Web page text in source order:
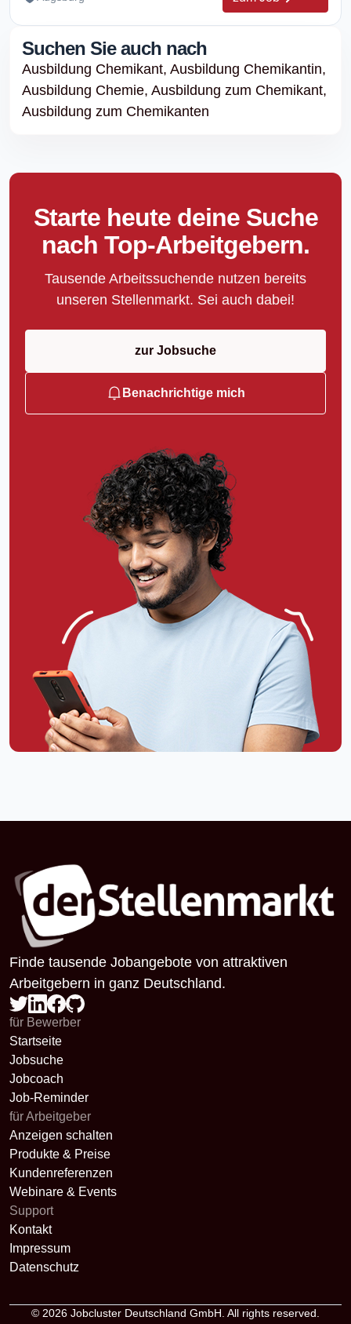
Suchen Sie auch nach
Ausbildung Chemikant, Ausbildung Chemikantin,
Ausbildung Chemie, Ausbildung zum Chemikant,
Ausbildung zum Chemikanten
Starte heute deine Suche
nach Top-Arbeitgebern.
Tausende Arbeitssuchende nutzen bereits
unseren Stellenmarkt. Sei auch dabei!
zur Jobsuche
Benachrichtige mich
Finde tausende Jobangebote von attraktiven
Arbeitgebern in ganz Deutschland.
für Bewerber
Startseite
Jobsuche
Jobcoach
Job-Reminder
für Arbeitgeber
Anzeigen schalten
Produkte & Preise
Kundenreferenzen
Webinare & Events
Support
Kontakt
Impressum
Datenschutz
© 2026 Jobcluster Deutschland GmbH. All rights reserved.